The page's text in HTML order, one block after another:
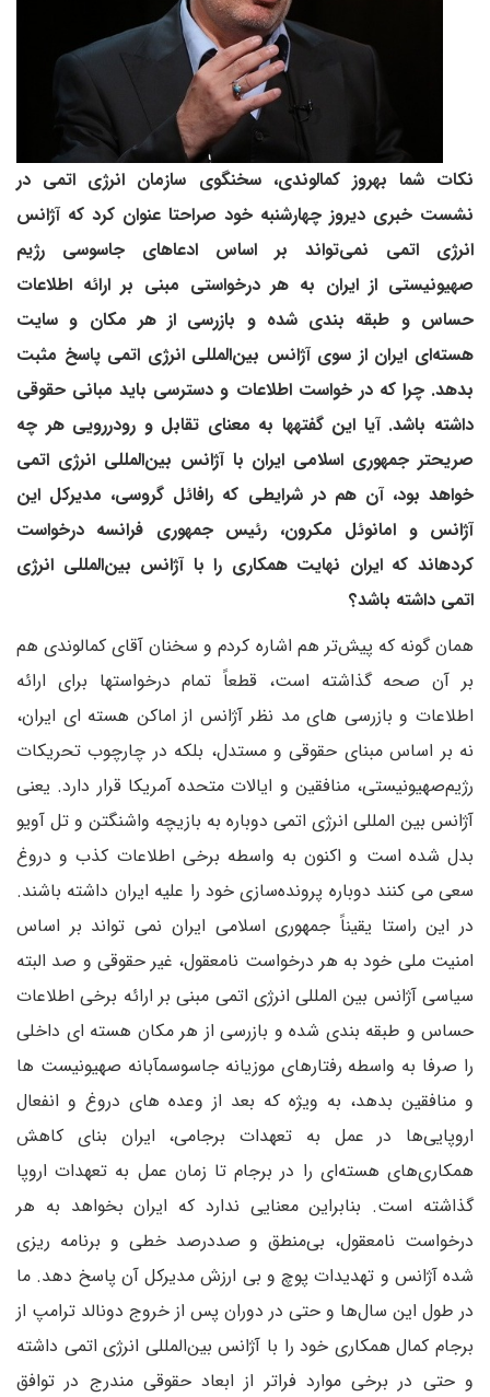
نکات شما بهروز کمالوندی، سخنگوی سازمان انرژی اتمی در
نشست خبری دیروز چهارشنبه خود صراحتا عنوان کرد که آژانس
انرژی اتمی نمی‌تواند بر اساس ادعاهای جاسوسی رژیم
صهیونیستی از ایران به هر درخواستی مبنی بر ارائه اطلاعات
حساس و طبقه بندی شده و بازرسی از هر مکان و سایت
هسته‌ای ایران از سوی آژانس بین‌المللی انرژی اتمی پاسخ مثبت
بدهد. چرا که در خواست اطلاعات و دسترسی باید مبانی حقوقی
داشته باشد. آیا این گفتهها به معنای تقابل و رودررویی هر چه
صریحتر جمهوری اسلامی ایران با آژانس بین‌المللی انرژی اتمی
خواهد بود، آن هم در شرایطی که رافائل گروسی، مدیرکل این
آژانس و امانوئل مکرون، رئیس جمهوری فرانسه درخواست
کردهاند که ایران نهایت همکاری را با آژانس بین‌المللی انرژی
اتمی داشته باشد؟
همان گونه که پیش‌تر هم اشاره کردم و سخنان آقای کمالوندی هم
بر آن صحه گذاشته است، قطعاً تمام درخواستها برای ارائه
اطلاعات و بازرسی های مد نظر آژانس از اماکن هسته ای ایران،
نه بر اساس مبنای حقوقی و مستدل، بلکه در چارچوب تحریکات
رژیم‌صهیونیستی، منافقین و ایالات متحده آمریکا قرار دارد. یعنی
آژانس بین المللی انرژی اتمی دوباره به بازیچه واشنگتن و تل آویو
بدل شده است و اکنون به واسطه برخی اطلاعات کذب و دروغ
سعی می کنند دوباره پرونده‌سازی خود را علیه ایران داشته باشند.
در این راستا یقیناً جمهوری اسلامی ایران نمی تواند بر اساس
امنیت ملی خود به هر درخواست نامعقول، غیر حقوقی و صد البته
سیاسی آژانس بین المللی انرژی اتمی مبنی بر ارائه برخی اطلاعات
حساس و طبقه بندی شده و بازرسی از هر مکان هسته ای داخلی
را صرفا به واسطه رفتارهای موزیانه جاسوسمآبانه صهیونیست ها
و منافقین بدهد، به ویژه که بعد از وعده های دروغ و انفعال
اروپایی‌ها در عمل به تعهدات برجامی، ایران بنای کاهش
همکاری‌های هسته‌ای را در برجام تا زمان عمل به تعهدات اروپا
گذاشته است. بنابراین معنایی ندارد که ایران بخواهد به هر
درخواست نامعقول، بی‌منطق و صددرصد خطی و برنامه ریزی
شده آژانس و تهدیدات پوچ و بی ارزش مدیرکل آن پاسخ دهد. ما
در طول این سال‌ها و حتی در دوران پس از خروج دونالد ترامپ از
برجام کمال همکاری خود را با آژانس بین‌المللی انرژی اتمی داشته
و حتی در برخی موارد فراتر از ابعاد حقوقی مندرج در توافق